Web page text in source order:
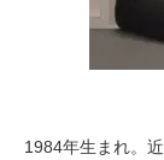
1984年生まれ。